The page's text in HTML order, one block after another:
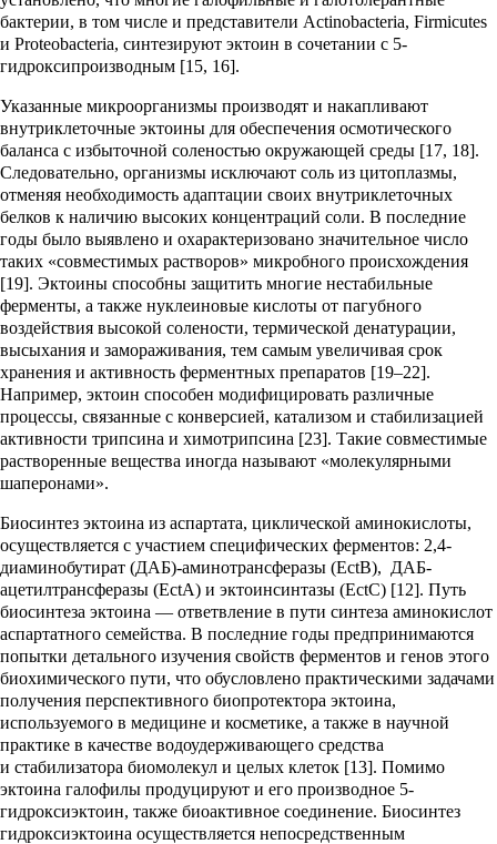
бактерии, в том числе и представители Actinobacteria, Firmicutes
и Proteobacteria, синтезируют эктоин в сочетании с 5-
гидроксипроизводным [15, 16].
Указанные микроорганизмы производят и накапливают
внутриклеточные эктоины для обеспечения осмотического
баланса с избыточной соленостью окружающей среды [17, 18].
Следовательно, организмы исключают соль из цитоплазмы,
отменяя необходимость адаптации своих внутриклеточных
белков к наличию высоких концентраций соли. В последние
годы было выявлено и охарактеризовано значительное число
таких «совместимых растворов» микробного происхождения
[19]. Эктоины способны защитить многие нестабильные
ферменты, а также нуклеиновые кислоты от пагубного
воздействия высокой солености, термической денатурации,
высыхания и замораживания, тем самым увеличивая срок
хранения и активность ферментных препаратов [19–22].
Например, эктоин способен модифицировать различные
процессы, связанные с конверсией, катализом и стабилизацией
активности трипсина и химотрипсина [23]. Такие совместимые
растворенные вещества иногда называют «молекулярными
шаперонами».
Биосинтез эктоина из аспартата, циклической аминокислоты,
осуществляется с участием специфических ферментов: 2,4-
диаминобутират (ДАБ)-аминотрансферазы (EctB), ДАБ-
ацетилтрансферазы (EctA) и эктоинсинтазы (EctC) [12]. Путь
биосинтеза эктоина — ответвление в пути синтеза аминокислот
аспартатного семейства. В последние годы предпринимаются
попытки детального изучения свойств ферментов и генов этого
биохимического пути, что обусловлено практическими задачами
получения перспективного биопротектора эктоина,
используемого в медицине и косметике, а также в научной
практике в качестве водоудерживающего средства
и стабилизатора биомолекул и целых клеток [13]. Помимо
эктоина галофилы продуцируют и его производное 5-
гидроксиэктоин, также биоактивное соединение. Биосинтез
гидроксиэктоина осуществляется непосредственным